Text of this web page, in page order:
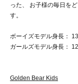
った、 お子様の毎日を
す。
ボーイズモデル身長：
ガールズモデル身長：
Golden Bear Kids